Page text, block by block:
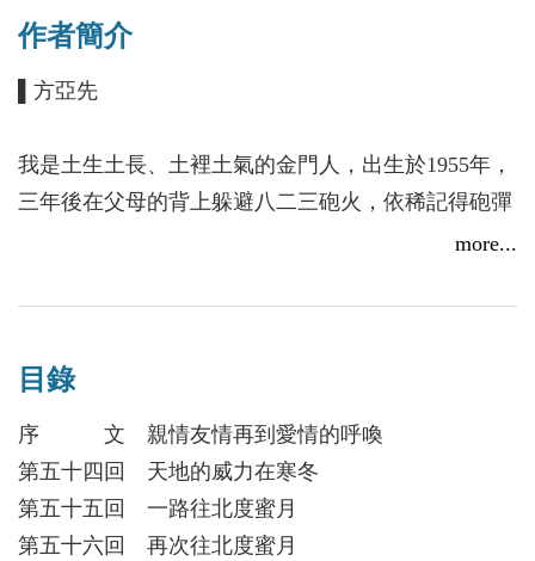
年小三通和大三通相繼開啟，兩岸的關係快速融合相
輔相成，不料，2016年急轉直下，甚至達到兵凶戰危
話說天下合久必分，分久必合，台灣分離四百年，仍
須與中國統一。
作者簡介
▌方亞先
我是土生土長、土裡土氣的金門人，出生於1955年，
三年後在父母的背上躲避八二三砲火，依稀記得砲彈
的轟鳴聲及土洞裡的嘈雜聲，聲聲入耳。金門高中畢
屆齡退休，工作期間擔任金門電信工會三年工頭，學
會四年理事長，發揮處理公共事務、服務宗親及鄉
梓。秉持無私無我、無往不利的精神，以及盡心盡
力、不求名利的宗旨，對於公共事務有所用心，並關
懷各種社會現象及解釋，記錄各項所見所聞。
more...
目錄
序 文 親情友情再到愛情的呼喚
第五十四回 天地的威力在寒冬
第五十五回 一路往北度蜜月
第五十六回 再次往北度蜜月